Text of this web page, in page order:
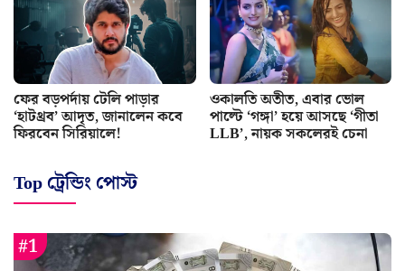
ফের বড়পর্দায় টেলি পাড়ার
‘হাটথ্রব’ আদৃত, জানালেন কবে
ফিরবেন সিরিয়ালে!
ওকালতি অতীত, এবার ভোল
পাল্টে ‘গঙ্গা’ হয়ে আসছে ‘গীতা
LLB’, নায়ক সকলেরই চেনা
Top ট্রেন্ডিং পোস্ট